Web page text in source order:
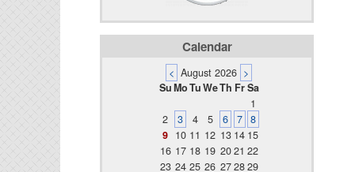
Calendar
< August 2026 >
SuMoTuWeTh FrSa
1
2
3 4 5 6 7 8
9 10 11 12 13 14 15
16 17 18 19 2021 22
23 24 25 26 272829